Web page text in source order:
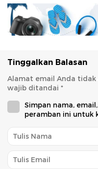
Tinggalkan Balasan
Alamat email Anda tidak
wajib ditandai *
Simpan nama,
peramban ini untuk